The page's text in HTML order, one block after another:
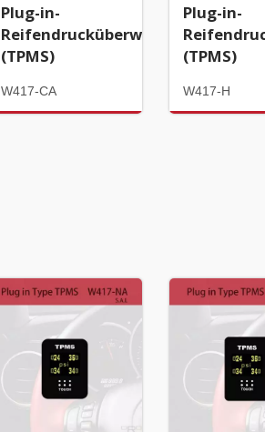
Plug-in-
Reifendrucküberwachungssystem
(TPMS)
W417-CA
Plug-in-
(TPMS)
W417-H